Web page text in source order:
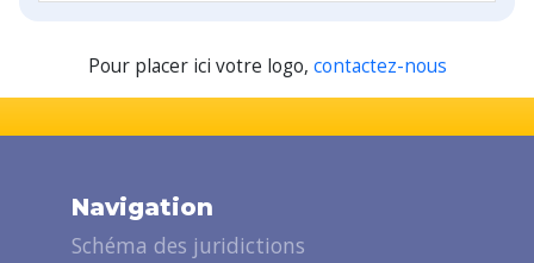
Pour placer ici votre logo, contactez-nous
Navigation
Schéma des juridictions